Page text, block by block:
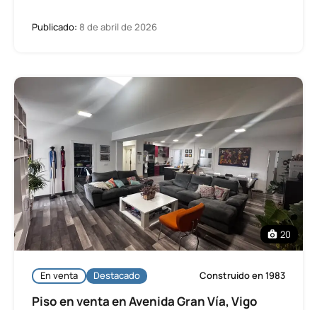
Publicado: 8 de abril de 2026
20
En venta Destacado Construido en 1983
Piso en venta en Avenida Gran Vía, Vigo